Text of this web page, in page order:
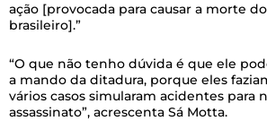
ação [provocada para causar a morte
brasileiro].”
“O que não tenho dúvida é que ele
a mando da ditadura, porque eles
vários casos simularam acidentes para
assassinato”, acrescenta Sá Motta.